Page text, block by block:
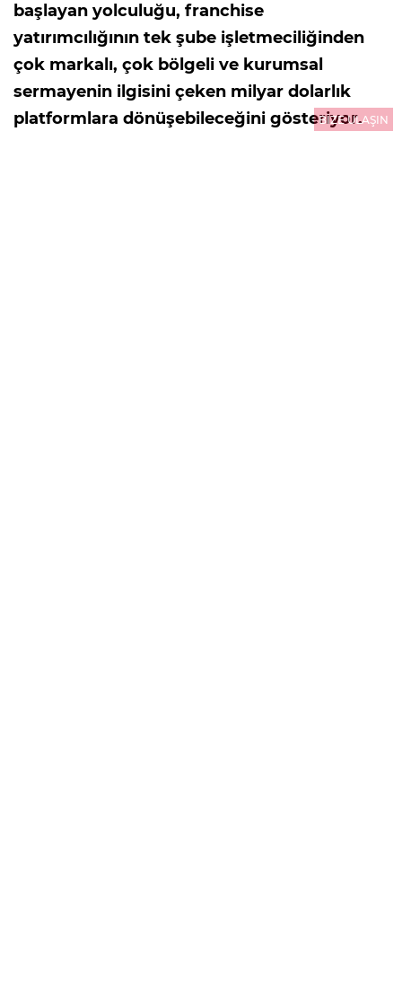
başlayan yolculuğu, franchise
yatırımcılığının tek şube işletmeciliğinden
çok markalı, çok bölgeli ve kurumsal
sermayenin ilgisini çeken milyar dolarlık
platformlara dönüşebileceğini gösteriyor.
BİZE ULAŞIN